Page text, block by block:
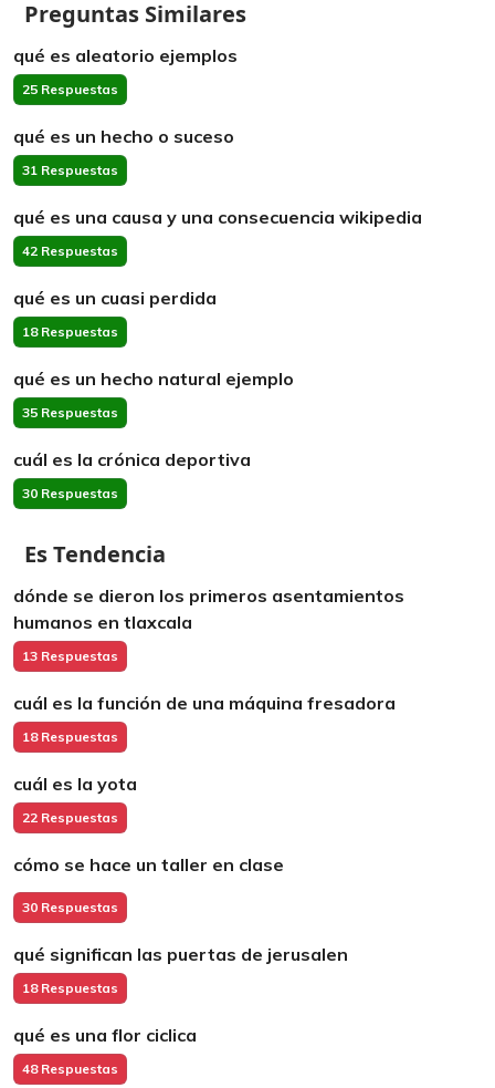
Preguntas Similares
qué es aleatorio ejemplos
25 Respuestas
qué es un hecho o suceso
31 Respuestas
qué es una causa y una consecuencia wikipedia
42 Respuestas
qué es un cuasi perdida
18 Respuestas
qué es un hecho natural ejemplo
35 Respuestas
cuál es la crónica deportiva
30 Respuestas
Es Tendencia
dónde se dieron los primeros asentamientos
humanos en tlaxcala
13 Respuestas
cuál es la función de una máquina fresadora
18 Respuestas
cuál es la yota
22 Respuestas
cómo se hace un taller en clase
30 Respuestas
qué significan las puertas de jerusalen
18 Respuestas
qué es una flor ciclica
48 Respuestas